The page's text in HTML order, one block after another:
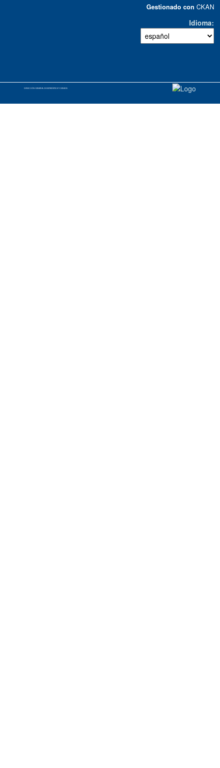
Gestionado con CKAN
Idioma
DIRECCIÓN GENERAL DE ESTADÍSTICA Y CENSOS